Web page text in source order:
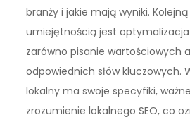
branży i jakie mają wyniki.
umiejętnością jest
zarówno pisanie wartościowych
odpowiednich słów kluczowych.
lokalny ma swoje specyfiki,
zrozumienie lokalnego SEO, co